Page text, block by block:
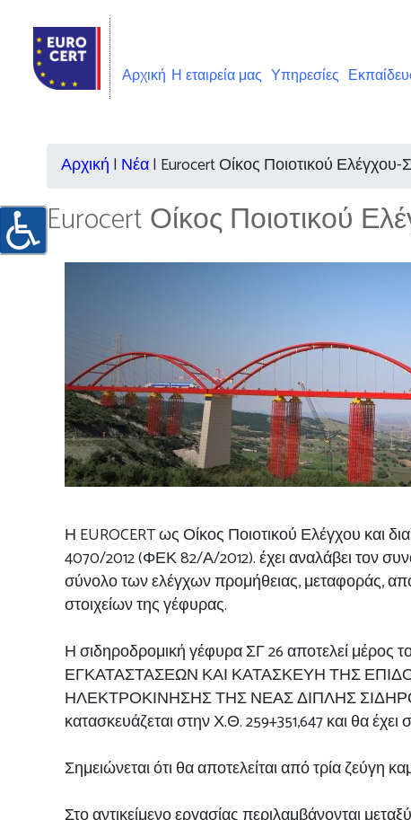
Αρχική Η εταιρεία μας Υπηρεσίες
Αρχική | Νέα| Eurocert Οίκος Ποιοτικού
Eurocert Οίκος Ποιοτικού
Η EUROCERT ως Οίκος Ποιοτικού Ελέγχου και
4070/2012 (ΦΕΚ 82/Α/2012). έχει αναλάβει τον
σύνολο των ελέγχων προμήθειας, μεταφοράς,
στοιχείων της γέφυρας.
Η σιδηροδρομική γέφυρα ΣΓ 26 αποτελεί
ΕΓΚΑΤΑΣΤΑΣΕΩΝ ΚΑΙ ΚΑΤΑΣΚΕΥΗ ΤΗΣ
ΗΛΕΚΤΡΟΚΙΝΗΣΗΣ ΤΗΣ ΝΕΑΣ ΔΙΠΛΗΣ
κατασκευάζεται στην Χ.Θ. 259+351,647 και θα
Σημειώνεται ότι θα αποτελείται από τρία